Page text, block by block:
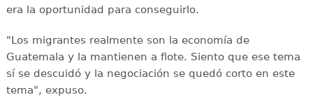
era la oportunidad para conseguirlo.
"Los migrantes realmente son la economía de
Guatemala y la mantienen a flote. Siento que ese tema
sí se descuidó y la negociación se quedó corto en este
tema", expuso.